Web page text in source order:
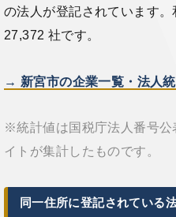
の法人が登記されています
27,372 社です。
→ 新宮市の企業一覧・法人
※統計値は国税庁法人番号公
イトが集計したものです。
同一住所に登記されている